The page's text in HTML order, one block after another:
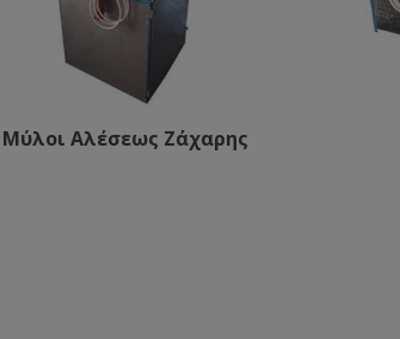
Μύλοι Αλέσεως Ζάχαρης